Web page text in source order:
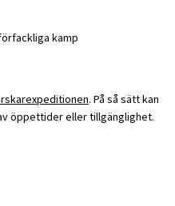
kamp
. På så sätt kan
öppettider eller tillgänglighet.